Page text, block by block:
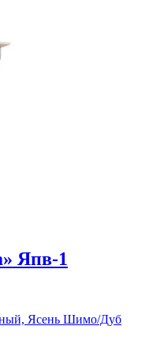
Япв-1
Ясень Шимо/Дуб